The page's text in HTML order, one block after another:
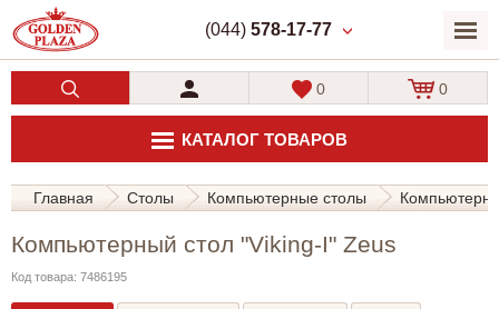
(044) 578-17-77
КАТАЛОГ ТОВАРОВ
0 0
Главная Столы Компьютерные столы
Компьютерный стол "Viking-I" Zeus
Код товара: 7486195